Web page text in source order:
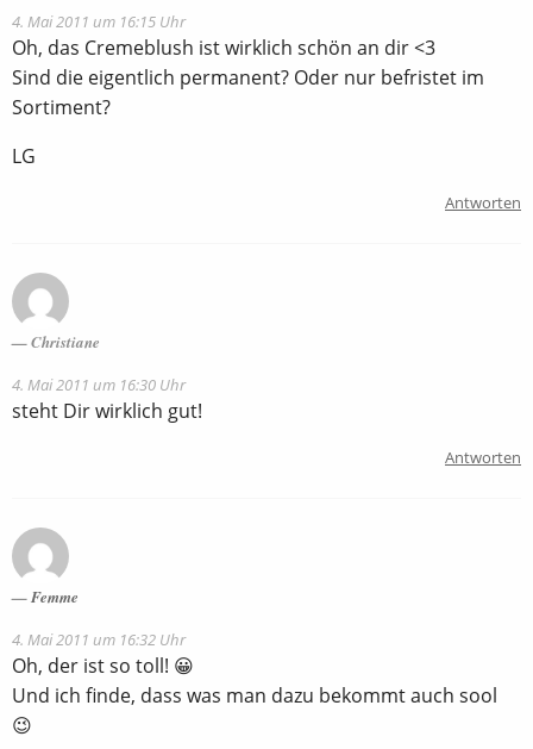
4. Mai 2011 um 16:15 Uhr
Oh, das Cremeblush ist wirklich schön an dir <3
Sind die eigentlich permanent? Oder nur befristet im
Sortiment?
LG
Antworten
Christiane
4. Mai 2011 um 16:30 Uhr
steht Dir wirklich gut!
Antworten
Femme
4. Mai 2011 um 16:32 Uhr
Oh, der ist so toll! 😀
Und ich finde, dass was man dazu bekommt auch sool
😉